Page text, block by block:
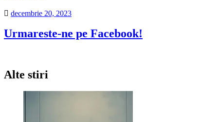
decembrie 20, 2023
Urmareste-ne pe Facebook!
Alte stiri